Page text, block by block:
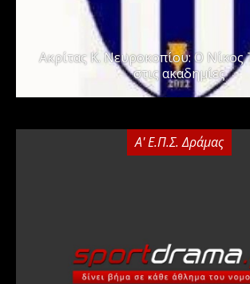
Ακρίτας Κ. Νευροκοπίου: Ο Νίκος
στις ακαδημίες
Α' Ε.Π.Σ. Δράμας